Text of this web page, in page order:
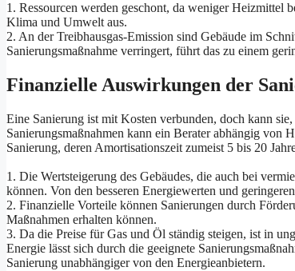
1. Ressourcen werden geschont, da weniger Heizmittel
Klima und Umwelt aus.
2. An der Treibhausgas-Emission sind Gebäude im
Sanierungsmaßnahme verringert, führt das zu einem
Finanzielle Auswirkungen der
Eine Sanierung ist mit Kosten verbunden, doch kann
Sanierungsmaßnahmen kann ein Berater abhängig von
Sanierung, deren Amortisationszeit zumeist 5 bis 20
1. Die Wertsteigerung des Gebäudes, die auch bei
können. Von den besseren Energiewerten und
2. Finanzielle Vorteile können Sanierungen durch
Maßnahmen erhalten können.
3. Da die Preise für Gas und Öl ständig steigen, ist in
Energie lässt sich durch die geeignete
Sanierung unabhängiger von den Energieanbietern.